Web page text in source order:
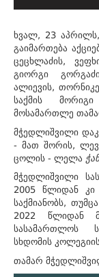
ხვალ, 23
გაიმართება
ცეცხლაძის,
გიორგი
ალიევის,
საქმის
მოსამართლე
მჭედლიშვილი
- მათ შორის,
ცოლის - ლელა
მჭედლიშვილი
2005 წლიდან კი
საქმიანობს,
2022 წლიდან
სასამართლოს
სხდომის
თამარ